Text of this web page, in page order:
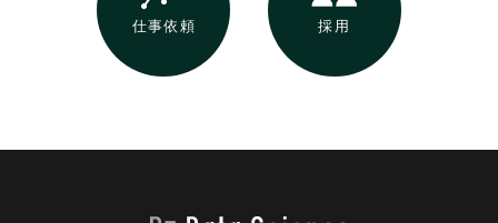
仕事依頼 採用